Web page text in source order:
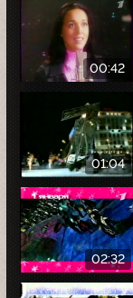
00:42
01:04
02:32